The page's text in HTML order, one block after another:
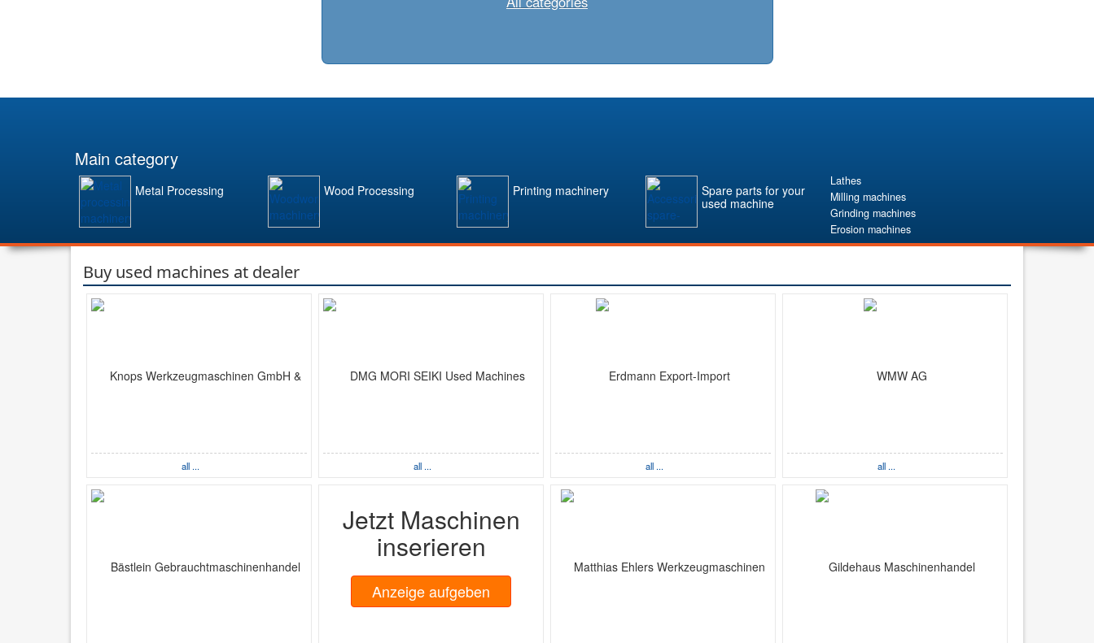
Main category
Metal Processing Wood Processing Printing machinery
Spare parts for your
used machine
Lathes
Milling machines
Grinding machines
Erosion machines
Machining Centers
Measuring machines
Buy used machines at dealer
all ... all ... all ... all ...
Jetzt Maschinen
inserieren
Anzeige aufgeben